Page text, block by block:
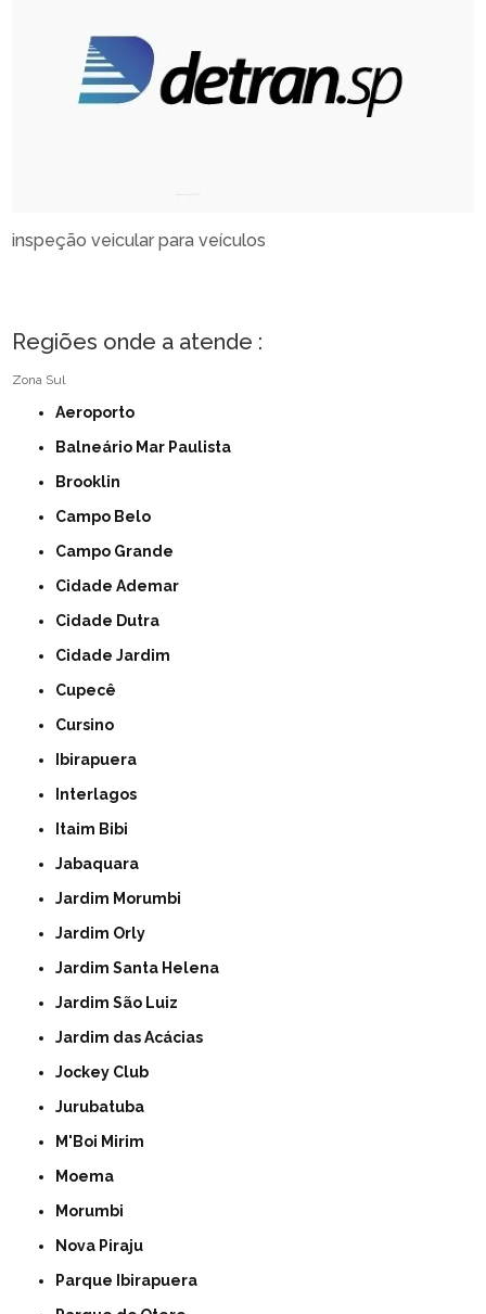
inspeção veicular para veículos
Regiões onde a atende :
Zona Sul
Aeroporto
Balneário Mar Paulista
Brooklin
Campo Belo
Campo Grande
Cidade Ademar
Cidade Dutra
Cidade Jardim
Cupecê
Cursino
Ibirapuera
Interlagos
Itaim Bibi
Jabaquara
Jardim Morumbi
Jardim Orly
Jardim Santa Helena
Jardim São Luiz
Jardim das Acácias
Jockey Club
Jurubatuba
M'Boi Mirim
Moema
Morumbi
Nova Piraju
Parque Ibirapuera